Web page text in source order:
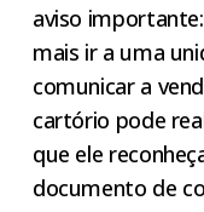
aviso
mais ir a uma
comunicar a
cartório pode
que ele
documento de